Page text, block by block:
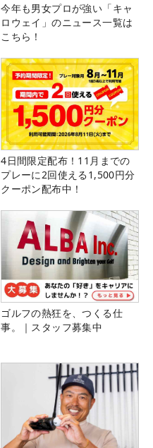
今年も男女プロが強い「キャ
ロウェイ」のニュース一覧は
こちら！
4日間限定配布！11月までの
プレーに2回使える1,500円分
クーポン配布中！
ゴルフの熱狂を、つくる仕
事。｜スタッフ募集中